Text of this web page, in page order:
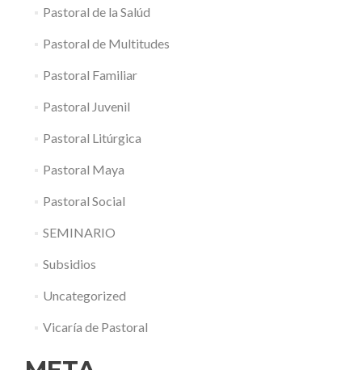
Pastoral de la Salúd
Pastoral de Multitudes
Pastoral Familiar
Pastoral Juvenil
Pastoral Litúrgica
Pastoral Maya
Pastoral Social
SEMINARIO
Subsidios
Uncategorized
Vicaría de Pastoral